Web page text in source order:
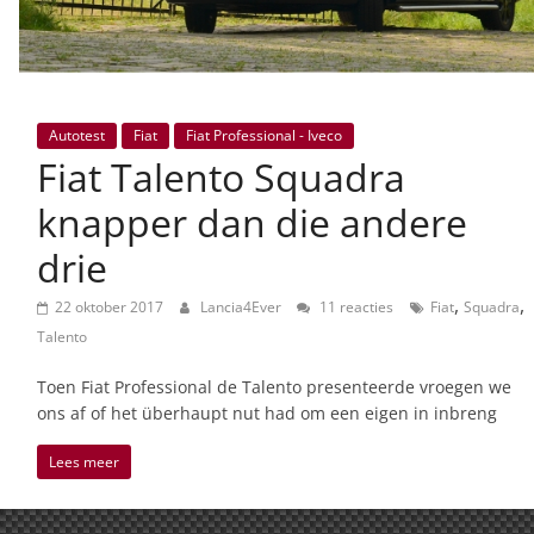
Autotest Fiat Fiat Professional - Iveco
Fiat Talento Squadra
knapper dan die andere
drie
22 oktober 2017 Lancia4Ever 11 reacties Fiat, Squadra,
Talento
Toen Fiat Professional de Talento presenteerde vroegen we
ons af of het überhaupt nut had om een eigen in inbreng
Lees meer